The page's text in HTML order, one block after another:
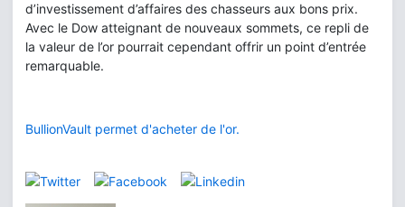
d’investissement d’affaires des chasseurs aux bons prix.
Avec le Dow atteignant de nouveaux sommets, ce repli de
la valeur de l’or pourrait cependant offrir un point d’entrée
remarquable.
BullionVault permet d'acheter de l'or.